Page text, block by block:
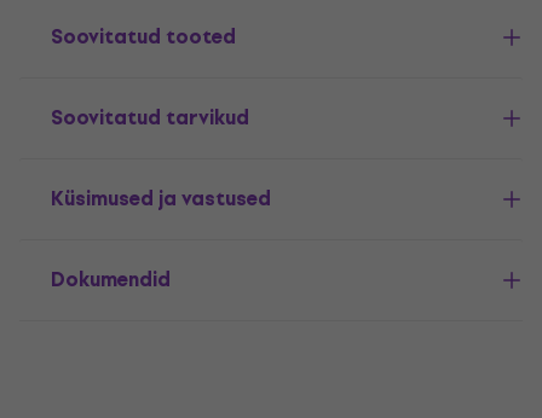
Soovitatud tooted
Soovitatud tarvikud
Küsimused ja vastused
Dokumendid